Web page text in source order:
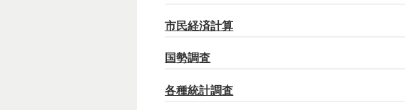
市民経済計算
国勢調査
各種統計調査